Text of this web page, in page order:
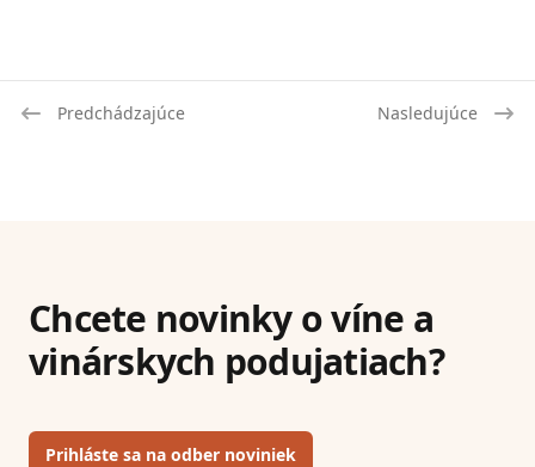
Predchádzajúce Nasledujúce
Chcete novinky o víne a
vinárskych podujatiach?
Prihláste sa na odber noviniek